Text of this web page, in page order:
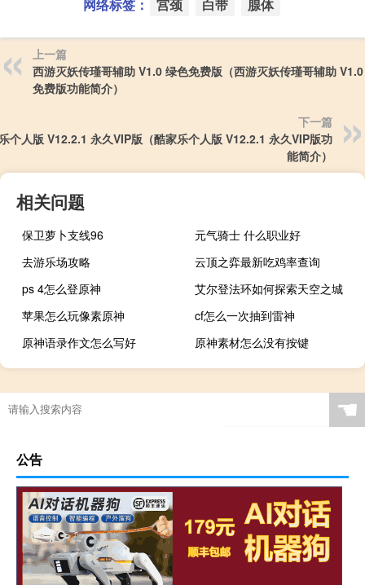
网络标签： 宫颈 白带 腺体
上一篇
西游灭妖传瑾哥辅助 V1.0 绿色免费版（西游灭妖传瑾哥辅助
免费版功能简介）
下一篇
个人版 V12.2.1 永久VIP版（酷家乐个人版 V12.2.1 永久VIP版功
能简介）
相关问题
保卫萝卜支线96
元气骑士 什么职业好
去游乐场攻略
云顶之弈最新吃鸡率查询
ps 4怎么登原神
艾尔登法环如何探索天空之城
苹果怎么玩像素原神
cf怎么一次抽到雷神
原神语录作文怎么写好
原神素材怎么没有按键
☚
公告